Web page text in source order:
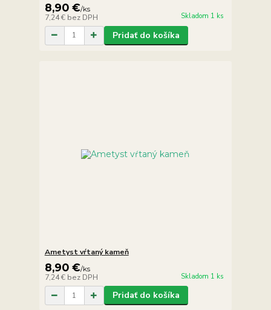
8,90 €/ks
7,24 € bez DPH Skladom 1 ks
Pridať do košíka
Ametyst vŕtaný kameň
8,90 €/ks
7,24 € bez DPH Skladom 1 ks
Pridať do košíka